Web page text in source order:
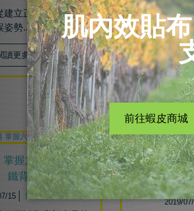
建立正確的觀念開
姿勢......
讀更多
2019/
近年來健身風
防練出傷害，
十分重要......
閱
掌握六式打造完美
鐵背
15 運動訓練
自主訓練
驟，有
2019/